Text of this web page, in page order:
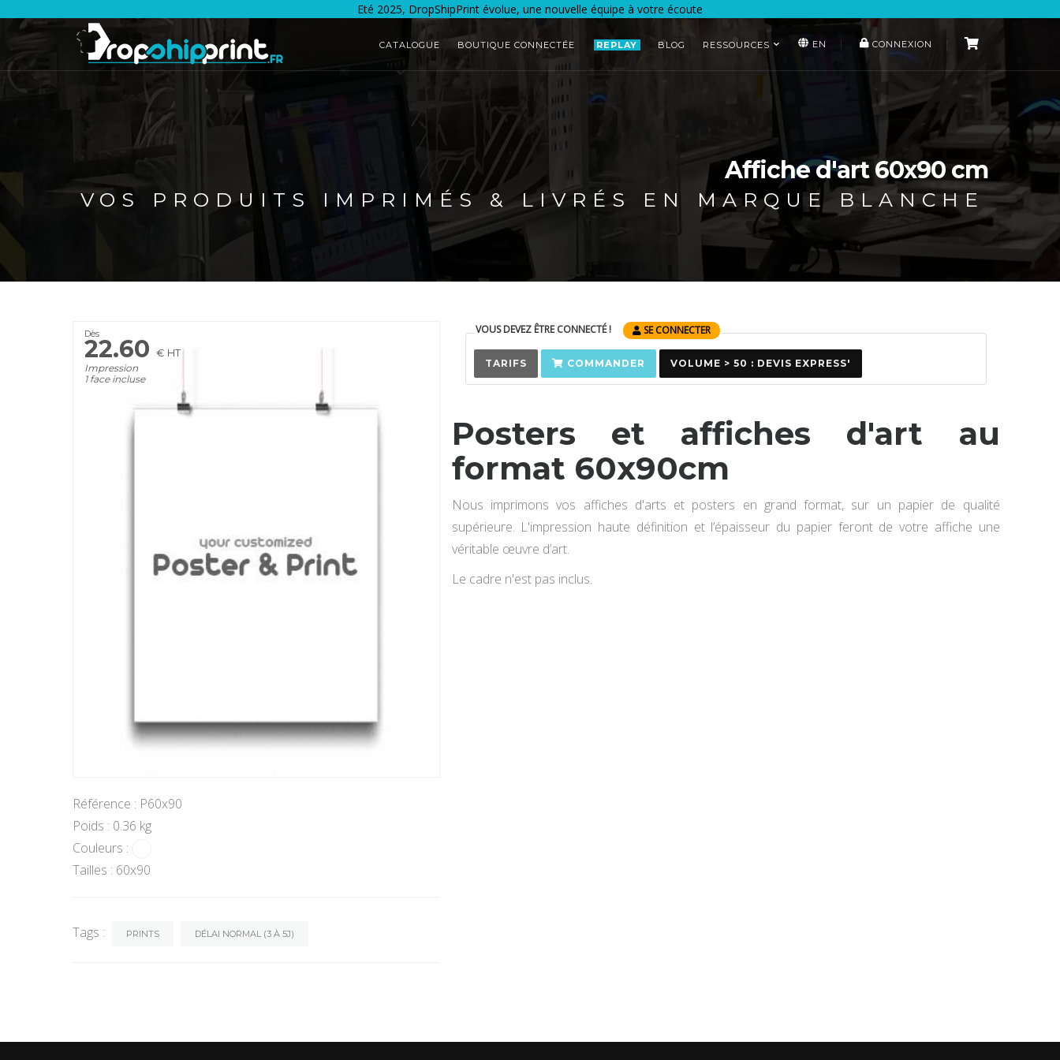
Eté 2025, DropShipPrint évolue, une nouvelle équipe à votre écoute
CATALOGUE BOUTIQUE CONNECTÉE REPLAY BLOG RESSOURCES EN CONNEXION
Affiche d'art 60x90 cm
VOS PRODUITS IMPRIMÉS & LIVRÉS EN MARQUE BLANCHE
Dès
22.60 € HT
Impression
1 face incluse
Référence : P60x90
Poids : 0.36 kg
Couleurs :
Tailles : 60x90
Tags : PRINTS DÉLAI NORMAL (3 À 5J)
VOUS DEVEZ ÊTRE CONNECTÉ ! SE CONNECTER
TARIFS COMMANDER VOLUME > 50 : DEVIS EXPRESS'
Posters et affiches d'art au
format 60x90cm
Nous imprimons vos affiches d'arts et posters en grand format, sur un papier de qualité
supérieure. L'impression haute définition et l’épaisseur du papier feront de votre affiche une
véritable œuvre d’art.
Le cadre n'est pas inclus.